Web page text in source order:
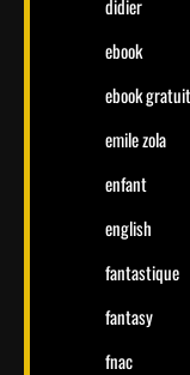
didier
ebook
ebook gratuit
emile zola
enfant
english
fantastique
fantasy
fnac